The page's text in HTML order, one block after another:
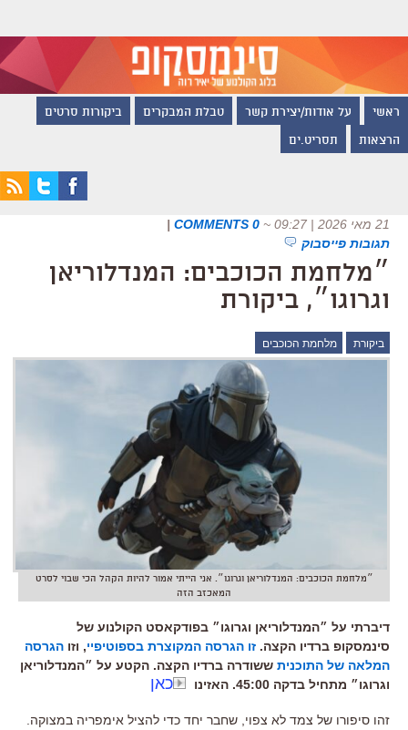
ראשי על אודות/יצירת קשר טבלת המבקרים ביקורות סרטים
הרצאות תסריט.ים
21 מאי 2026 | 09:27 ~
0 COMMENTS
|
תגובות פייסבוק
״מלחמת הכוכבים: המנדלוריאן
וגרוגו״, ביקורת
ביקורת מלחמת הכוכבים
״מלחמת הכוכבים: המנדלוריאן וגרוגו״. אני הייתי אמור להיות הקהל הכי שבוי לסרט
המאכזב הזה
דיברתי על ״המנדלוריאן וגרוגו״ בפודקאסט הקולנוע של
סינמסקופ ברדיו הקצה. זו הגרסה המקוצרת בספוטיפיי, וזו הגרסה
המלאה של התוכנית ששודרה ברדיו הקצה. הקטע על ״המנדלוריאן
וגרוגו״ מתחיל בדקה 45:00. האזינו
כאן
זהו סיפורו של צמד לא צפוי שחבר יחד כדי להציל אימפריה במצוקה